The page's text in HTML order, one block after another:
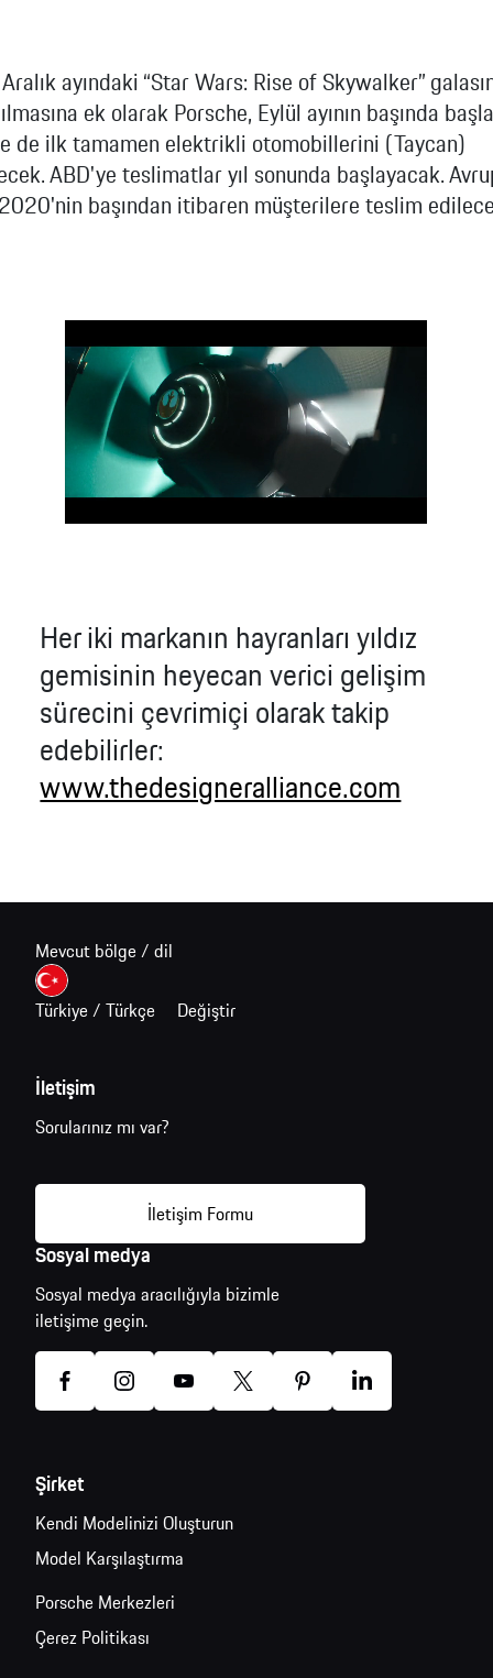
ayındaki “Star Wars: Rise of Skywalker”
ek olarak Porsche, Eylül ayının başında
de ilk tamamen elektrikli otomobillerini (Taycan)
ABD'ye teslimatlar yıl sonunda başlayacak.
başından itibaren müşterilere teslim
Her iki markanın hayranları yıldız
gemisinin heyecan verici gelişim
sürecini çevrimiçi olarak takip
edebilirler:
www.thedesigneralliance.com
Mevcut bölge / dil
Türkiye / Türkçe Değiştir
İletişim
Sorularınız mı var?
İletişim Formu
Sosyal medya
Sosyal medya aracılığıyla bizimle
iletişime geçin.
Şirket
Kendi Modelinizi Oluşturun
Model Karşılaştırma
Porsche Merkezleri
Çerez Politikası